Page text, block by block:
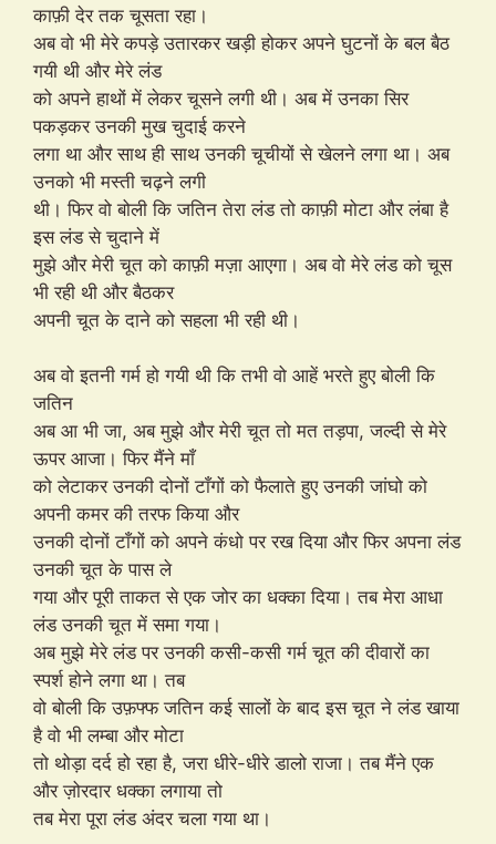
काफ़ी देर तक चूसता रहा।
अब वो भी मेरे कपड़े उतारकर खड़ी होकर अपने घुटनों के बल बैठ
गयी थी और मेरे लंड
को अपने हाथों में लेकर चूसने लगी थी। अब में उनका सिर
पकड़कर उनकी मुख चुदाई करने
लगा था और साथ ही साथ उनकी चूचीयों से खेलने लगा था। अब
उनको भी मस्ती चढ़ने लगी
थी। फिर वो बोली कि जतिन तेरा लंड तो काफ़ी मोटा और लंबा है
इस लंड से चुदाने में
मुझे और मेरी चूत को काफ़ी मज़ा आएगा। अब वो मेरे लंड को चूस
भी रही थी और बैठकर
अपनी चूत के दाने को सहला भी रही थी।
अब वो इतनी गर्म हो गयी थी कि तभी वो आहें भरते हुए बोली कि
जतिन
अब आ भी जा, अब मुझे और मेरी चूत तो मत तड़पा, जल्दी से मेरे
ऊपर आजा। फिर मैंने माँ
को लेटाकर उनकी दोनों टाँगों को फैलाते हुए उनकी जांघो को
अपनी कमर की तरफ किया और
उनकी दोनों टाँगों को अपने कंधो पर रख दिया और फिर अपना लंड
उनकी चूत के पास ले
गया और पूरी ताकत से एक जोर का धक्का दिया। तब मेरा आधा
लंड उनकी चूत में समा गया।
अब मुझे मेरे लंड पर उनकी कसी-कसी गर्म चूत की दीवारों का
स्पर्श होने लगा था। तब
वो बोली कि उफ़फ्फ जतिन कई सालों के बाद इस चूत ने लंड खाया
है वो भी लम्बा और मोटा
तो थोड़ा दर्द हो रहा है, जरा धीरे-धीरे डालो राजा। तब मैंने एक
और ज़ोरदार धक्का लगाया तो
तब मेरा पूरा लंड अंदर चला गया था।